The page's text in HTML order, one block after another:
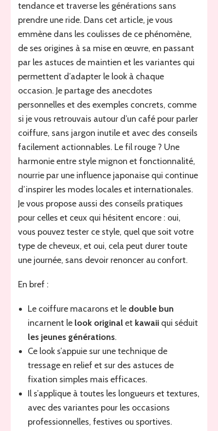
toutes
les
générations
tendance et traverse les générations sans
prendre une ride. Dans cet article, je vous
emmène dans les coulisses de ce phénomène,
de ses origines à sa mise en œuvre, en passant
par les astuces de maintien et les variantes qui
permettent d’adapter le look à chaque
occasion. Je partage des anecdotes
personnelles et des exemples concrets, comme
si je vous retrouvais autour d’un café pour parler
coiffure, sans jargon inutile et avec des conseils
facilement actionnables. Le fil rouge ? Une
harmonie entre style mignon et fonctionnalité,
nourrie par une influence japonaise qui continue
d’inspirer les modes locales et internationales.
Je vous propose aussi des conseils pratiques
pour celles et ceux qui hésitent encore : oui,
vous pouvez tester ce style, quel que soit votre
type de cheveux, et oui, cela peut durer toute
une journée, sans devoir renoncer au confort.
En bref :
Le coiffure macarons et le double bun
incarnent le look originalet kawaii qui séduit
les jeunes générations.
Ce look s’appuie sur une technique de
tressage en relief et sur des astuces de
fixation simples mais efficaces.
Il s’applique à toutes les longueurs et textures,
avec des variantes pour les occasions
professionnelles, festives ou sportives.